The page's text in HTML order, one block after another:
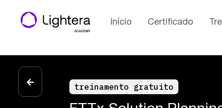
Início Certificado
treinamento gratuito